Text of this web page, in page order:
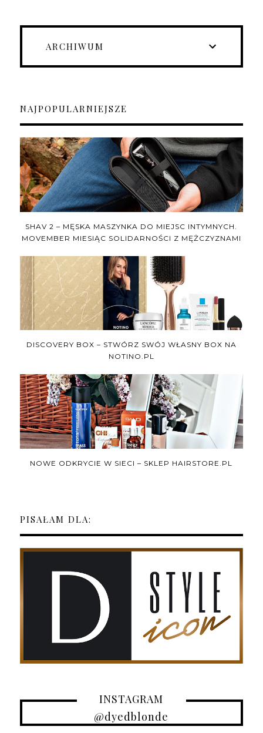
ARCHIWUM
NAJPOPULARNIEJSZE
SHAV 2 – MĘSKA MASZYNKA DO MIEJSC INTYMNYCH.
MOVEMBER MIESIĄC SOLIDARNOŚCI Z MĘŻCZYZNAMI
DISCOVERY BOX – STWÓRZ SWÓJ WŁASNY BOX NA
NOTINO.PL
NOWE ODKRYCIE W SIECI – SKLEP HAIRSTORE.PL
PISAŁAM DLA:
INSTAGRAM
@dyedblonde